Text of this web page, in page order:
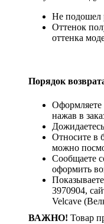
Не подошел
Оттенок
оттенка
Порядок
Оформляете
нажав в
Относите
можно
Сообщаете
оформить
Показываете
3970904,
Velcave
ВАЖНО! Товар